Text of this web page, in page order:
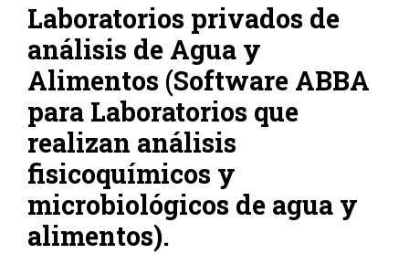
Laboratorios privados de
análisis de Agua y
Alimentos (Software ABBA
para Laboratorios que
realizan análisis
fisicoquímicos y
microbiológicos de agua y
alimentos).